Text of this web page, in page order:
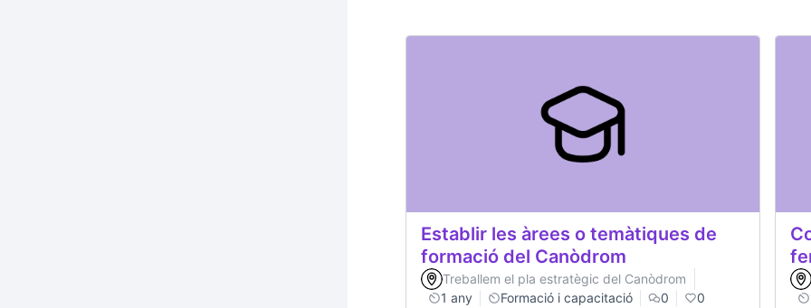
Establir les àrees o temàtiques de
formació del Canòdrom
Treballem el pla estratègic del Canòdrom
1 any
Formació i capacitació 0 0